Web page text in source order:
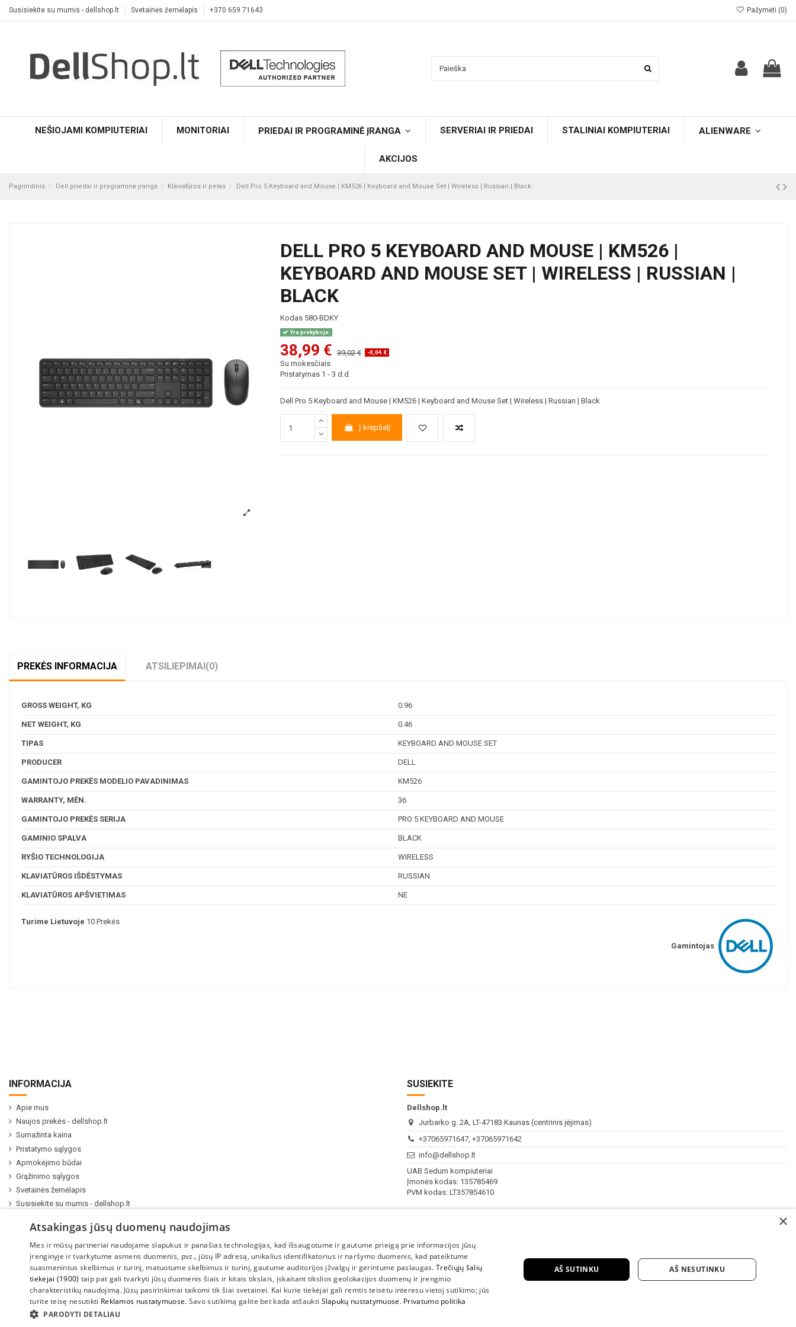
Susisiekite su mumis - dellshop.lt Svetainės žemėlapis +370 659 71643 Pažymėti (0)
NEŠIOJAMI KOMPIUTERIAI MONITORIAI PRIEDAI IR PROGRAMINĖ ĮRANGA SERVERIAI IR PRIEDAI STALINIAI KOMPIUTERIAI ALIENWARE
AKCIJOS
Pagrindinis Dell priedai ir programinė įranga Klaviatūros ir pelės Dell Pro 5 Keyboard and Mouse | KM526 | Keyboard and Mouse Set | Wireless | Russian | Black
DELL PRO 5 KEYBOARD AND MOUSE | KM526 |
KEYBOARD AND MOUSE SET | WIRELESS | RUSSIAN |
BLACK
Kodas 580-BDKY
Yra prekyboje.
38,99 € 39,02 € -0,04 €
Su mokesčiais
Pristatymas 1 - 3 d.d.
Dell Pro 5 Keyboard and Mouse | KM526 | Keyboard and Mouse Set | Wireless | Russian | Black
Į krepšelį
PREKĖS INFORMACIJA ATSILIEPIMAI(0)
GROSS WEIGHT, KG 0.96
NET WEIGHT, KG 0.46
TIPAS KEYBOARD AND MOUSE SET
PRODUCER DELL
GAMINTOJO PREKĖS MODELIO PAVADINIMAS KM526
WARRANTY, MĖN. 36
GAMINTOJO PREKĖS SERIJA PRO 5 KEYBOARD AND MOUSE
GAMINIO SPALVA BLACK
RYŠIO TECHNOLOGIJA WIRELESS
KLAVIATŪROS IŠDĖSTYMAS RUSSIAN
KLAVIATŪROS APŠVIETIMAS NE
Gamintojas
Turime Lietuvoje 10 Prekės
INFORMACIJA
Apie mus
Naujos prekės - dellshop.lt
Sumažinta kaina
Pristatymo sąlygos
Apmokėjimo būdai
Grąžinimo sąlygos
Svetainės žemėlapis
Susisiekite su mumis - dellshop.lt
SUSIEKITE
Dellshop.lt
Jurbarko g. 2A, LT-47183 Kaunas (centrinis įėjimas)
+37065971647, +37065971642
info@dellshop.lt
UAB Sedum kompiuteriai
Įmonės kodas: 135785469
PVM kodas: LT357854610
VI-VIINedirbame
2022 UAB "Sedum kompiuteriai" |
×
Atsakingas jūsų duomenų naudojimas
Mes ir mūsų partneriai naudojame slapukus ir panašias technologijas, kad išsaugotume ir gautume prieigą prie informacijos jūsų
įrenginyje ir tvarkytume asmens duomenis, pvz., jūsų IP adresą, unikalius identifikatorius ir naršymo duomenis, kad pateiktume
suasmenintus skelbimus ir turinį, matuotume skelbimus ir turinį, gautume auditorijos įžvalgų ir gerintume paslaugas.Trečiųjų šalių
tiekėjai (1900) taip pat gali tvarkyti jūsų duomenis šiais ir kitais tikslais, įskaitant tikslios geolokacijos duomenų ir įrenginio
charakteristikų naudojimą. Jūsų pasirinkimai taikomi tik šiai svetainei. Kai kurie tiekėjai gali remtis teisėtu interesu vietoj sutikimo; jūs
turite teisę nesutikti Reklamos nustatymuose. Savo sutikimą galite bet kada atšaukti Slapukų nustatymuose. Privatumo politika
PARODYTI DETALIAU
AŠ SUTINKU AŠ NESUTINKU